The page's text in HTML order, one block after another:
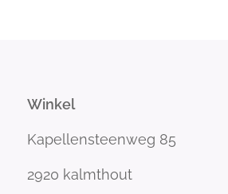
Winkel
Kapellensteenweg 85
2920 kalmthout